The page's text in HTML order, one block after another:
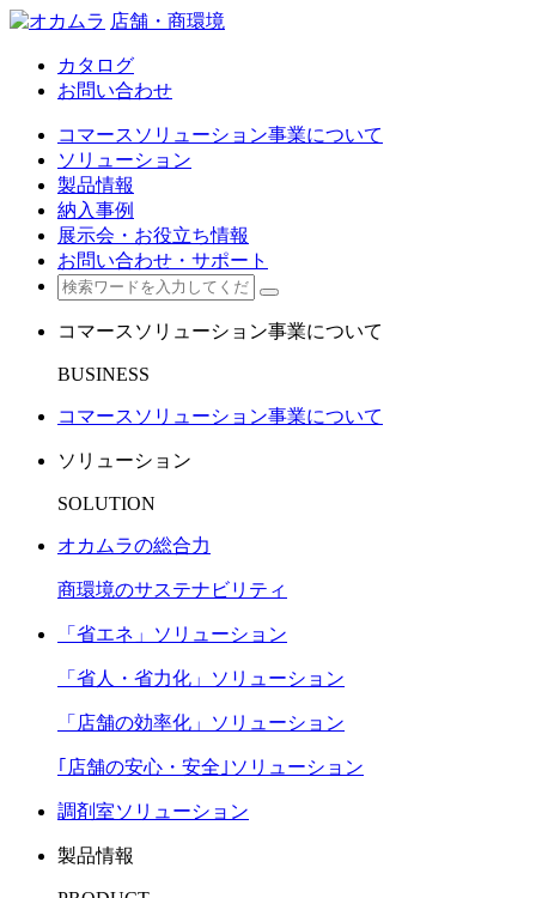
店舗・商環境
カタログ
お問い合わせ
コマースソリューション事業について
ソリューション
製品情報
納入事例
展示会・お役立ち情報
お問い合わせ・サポート
コマースソリューション事業について
BUSINESS
コマースソリューション事業について
ソリューション
SOLUTION
オカムラの総合力
商環境のサステナビリティ
「省エネ」ソリューション
「省人・省力化」ソリューション
「店舗の効率化」ソリューション
｢店舗の安心・安全｣ソリューション
調剤室ソリューション
製品情報